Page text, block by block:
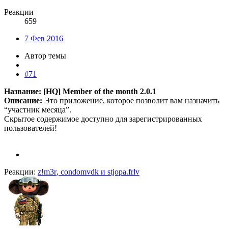
Реакции
659
7 Фев 2016
Автор темы
#71
Название: [HQ] Member of the month 2.0.1
Описание: Это приложение, которое позволит вам назначить
“участник месяца”.
Скрытое содержимое доступно для зарегистрированных
пользователей!
Реакции: z!m3r, condomvdk и stjopa.frlv